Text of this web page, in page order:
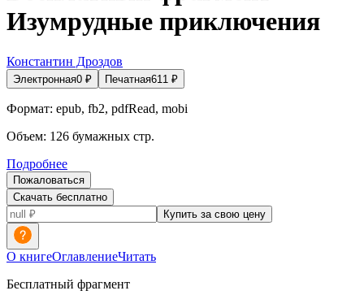
Изумрудные приключения
Константин Дроздов
Электронная0 ₽ Печатная611 ₽
Формат: epub, fb2, pdfRead, mobi
Объем: 126 бумажных стр.
Подробнее
Пожаловаться
Скачать бесплатно
Купить за свою цену
О книгеОглавлениеЧитать
Бесплатный фрагмент